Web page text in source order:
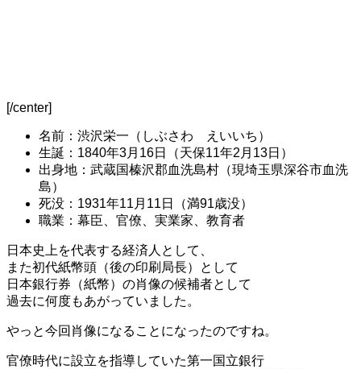
[/center]
名前：渋沢栄一（しぶさわ えいいち）
生誕：1840年3月16日（天保11年2月13日）
出身地：武蔵国榛沢郡血洗島村（現埼玉県深谷市血洗
島）
死没：1931年11月11日（満91歳没）
職業：幕臣、官僚、実業家、教育者
日本史上を代表する経済人として、
また初代紙幣頭（後の印刷局長）として
日本銀行券（紙幣）の肖像の候補者として
過去に何度もあがっていました。
やっと今回肖像になることになったのですね。
官僚時代に設立を指導していた第一国立銀行